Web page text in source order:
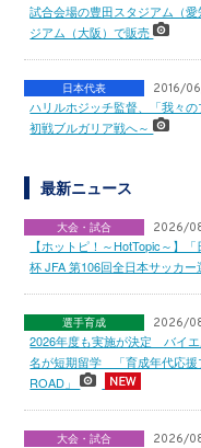
試合会場の豊田スタジアム（
ジアム（大阪）で販売
日本代表 2016/
ハリルホジッチ監督、「我々
初戦ブルガリア戦へ～
最新ニュース
大会・試合 2026/
【ホットピ！～HotTopic～】
杯 JFA 第106回全日本サッカ
選手育成 2026/
2026年度も実施が決定 バイ
名が短期留学 「育成年代応援
ROAD」
大会・試合 2026/